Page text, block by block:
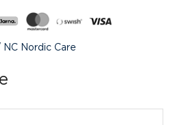
NC Nordic Care